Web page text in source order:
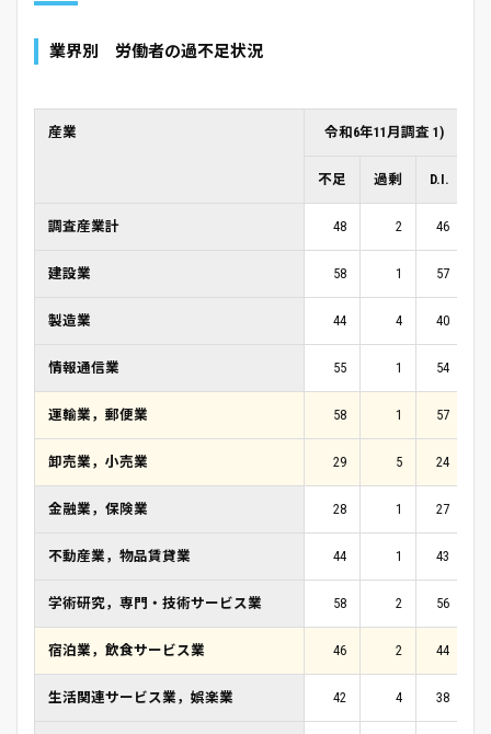
業界別 労働者の過不足状況
産業 令和6年11月調査 1)
不足 過剰 D.I.
調査産業計 48 2 46
建設業 58 1 57
製造業 44 4 40
情報通信業 55 1 54
運輸業，郵便業 58 1 57
卸売業，小売業 29 5 24
金融業，保険業 28 1 27
不動産業，物品賃貸業 44 1 43
学術研究，専門・技術サービス業 58 2 56
宿泊業，飲食サービス業 46 2 44
生活関連サービス業，娯楽業 42 4 38